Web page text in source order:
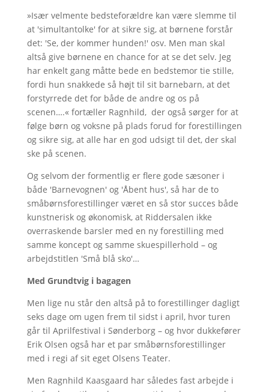
»Især velmente bedsteforældre kan være slemme til
at 'simultantolke' for at sikre sig, at børnene forstår
det: 'Se, der kommer hunden!' osv. Men man skal
altså give børnene en chance for at se det selv. Jeg
har enkelt gang måtte bede en bedstemor tie stille,
fordi hun snakkede så højt til sit barnebarn, at det
forstyrrede det for både de andre og os på
scenen….« fortæller Ragnhild, der også sørger for at
følge børn og voksne på plads forud for forestillingen
og sikre sig, at alle har en god udsigt til det, der skal
ske på scenen.
Og selvom der formentlig er flere gode sæsoner i
både 'Barnevognen' og 'Åbent hus', så har de to
småbørnsforestillinger været en så stor succes både
kunstnerisk og økonomisk, at Riddersalen ikke
overraskende barsler med en ny forestilling med
samme koncept og samme skuespillerhold – og
arbejdstitlen 'Små blå sko'…
Med Grundtvig i bagagen
Men lige nu står den altså på to forestillinger dagligt
seks dage om ugen frem til sidst i april, hvor turen
går til Aprilfestival i Sønderborg – og hvor dukkefører
Erik Olsen også har et par småbørnsforestillinger
med i regi af sit eget Olsens Teater.
Men Ragnhild Kaasgaard har således fast arbejde i